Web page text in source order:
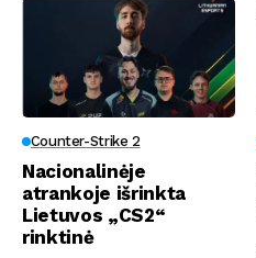
Counter-Strike 2
Nacionalinėje
atrankoje išrinkta
Lietuvos „CS2“
rinktinė